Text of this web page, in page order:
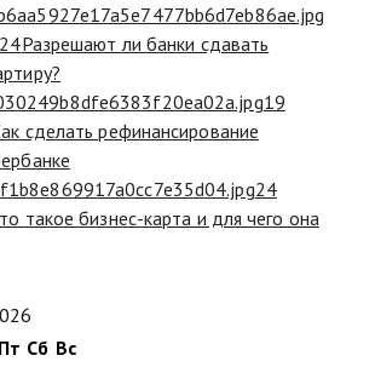
Разрешают ли банки сдавать
19
сделать рефинансирование
24
такое бизнес-карта и для чего она
Пт Сб Вс